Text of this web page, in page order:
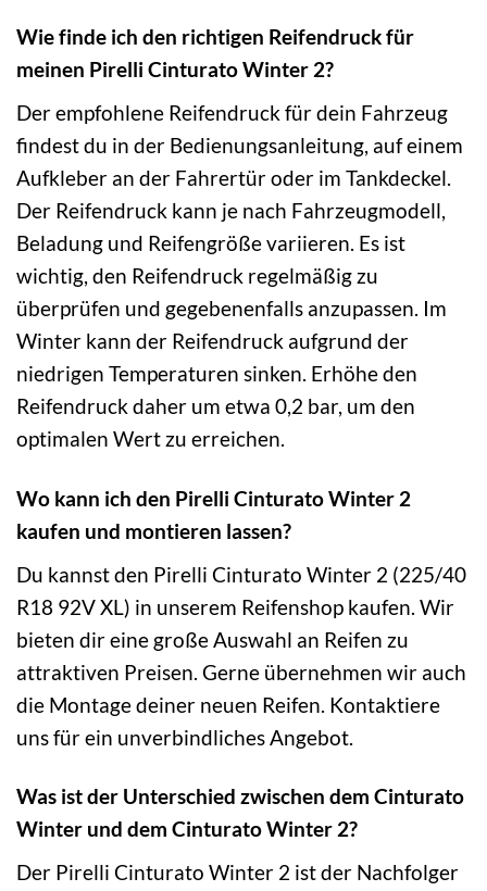
Wie finde ich den richtigen Reifendruck für
meinen Pirelli Cinturato Winter 2?
Der empfohlene Reifendruck für dein Fahrzeug
findest du in der Bedienungsanleitung, auf einem
Aufkleber an der Fahrertür oder im Tankdeckel.
Der Reifendruck kann je nach Fahrzeugmodell,
Beladung und Reifengröße variieren. Es ist
wichtig, den Reifendruck regelmäßig zu
überprüfen und gegebenenfalls anzupassen. Im
Winter kann der Reifendruck aufgrund der
niedrigen Temperaturen sinken. Erhöhe den
Reifendruck daher um etwa 0,2 bar, um den
optimalen Wert zu erreichen.
Wo kann ich den Pirelli Cinturato Winter 2
kaufen und montieren lassen?
Du kannst den Pirelli Cinturato Winter 2 (225/40
R18 92V XL) in unserem Reifenshop kaufen. Wir
bieten dir eine große Auswahl an Reifen zu
attraktiven Preisen. Gerne übernehmen wir auch
die Montage deiner neuen Reifen. Kontaktiere
uns für ein unverbindliches Angebot.
Was ist der Unterschied zwischen dem Cinturato
Winter und dem Cinturato Winter 2?
Der Pirelli Cinturato Winter 2 ist der Nachfolger